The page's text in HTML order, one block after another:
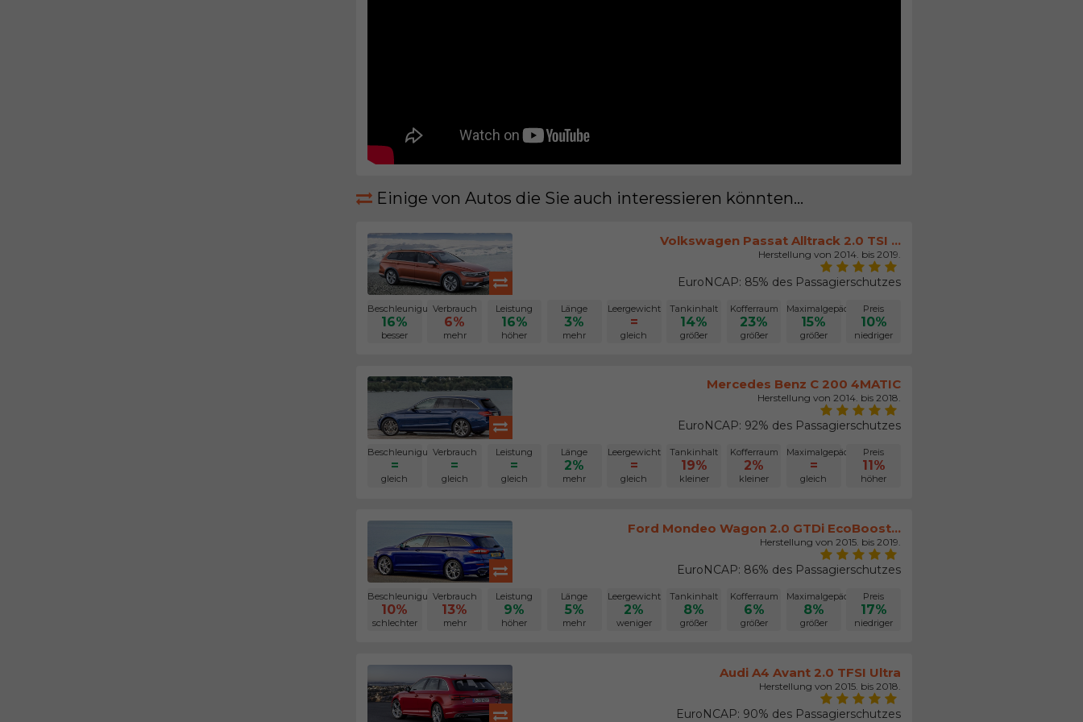
Einige von Autos die Sie auch interessieren könnten...
Volkswagen Passat Alltrack 2.0 TSI ...
Herstellung von 2014. bis 2019.
EuroNCAP: 85% des Passagierschutzes
Beschleunigung
16%
besser
Verbrauch
6%
mehr
Leistung
16%
höher
Länge
3%
mehr
Leergewicht
=
gleich
Tankinhalt
14%
größer
Kofferraum
23%
größer
Maximalgepäck
15%
größer
Preis
10%
niedriger
Mercedes Benz C 200 4MATIC
Herstellung von 2014. bis 2018.
EuroNCAP: 92% des Passagierschutzes
Beschleunigung
=
gleich
Verbrauch
=
gleich
Leistung
=
gleich
Länge
2%
mehr
Leergewicht
=
gleich
Tankinhalt
19%
kleiner
Kofferraum
2%
kleiner
Maximalgepäck
=
gleich
Preis
11%
höher
Ford Mondeo Wagon 2.0 GTDi EcoBoost...
Herstellung von 2015. bis 2019.
EuroNCAP: 86% des Passagierschutzes
Beschleunigung
10%
schlechter
Verbrauch
13%
mehr
Leistung
9%
höher
Länge
5%
mehr
Leergewicht
2%
weniger
Tankinhalt
8%
größer
Kofferraum
6%
größer
Maximalgepäck
8%
größer
Preis
17%
niedriger
Audi A4 Avant 2.0 TFSI Ultra
Herstellung von 2015. bis 2018.
EuroNCAP: 90% des Passagierschutzes